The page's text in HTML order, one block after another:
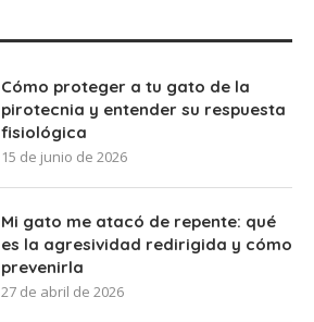
Cómo proteger a tu gato de la
pirotecnia y entender su respuesta
fisiológica
15 de junio de 2026
Mi gato me atacó de repente: qué
es la agresividad redirigida y cómo
prevenirla
27 de abril de 2026